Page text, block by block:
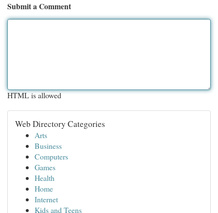
Submit a Comment
HTML is allowed
Web Directory Categories
Arts
Business
Computers
Games
Health
Home
Internet
Kids and Teens